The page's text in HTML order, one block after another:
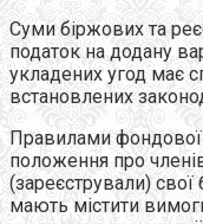
Суми біржових та
податок на додану
укладених угод має
встановлених
Правилами фондової
положення про
(зареєстрували)
мають містити